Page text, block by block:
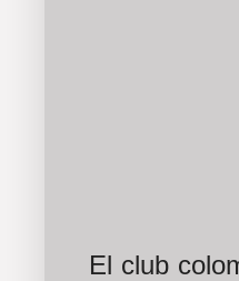
El club